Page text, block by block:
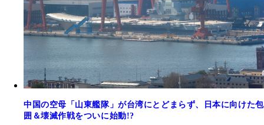
中国の空母「山東艦隊」が台湾にとどまらず、日本に向けた包
囲＆壊滅作戦をついに始動!?